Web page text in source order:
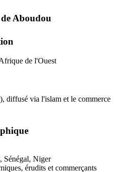
Aboudou
de l'Ouest
diffusé via l'islam et le commerce
Sénégal, Niger
érudits et commerçants